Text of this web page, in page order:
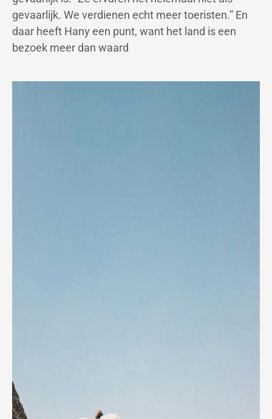
gevaarlijk. We verdienen echt meer toeristen.” En
daar heeft Hany een punt, want het land is een
bezoek meer dan waard